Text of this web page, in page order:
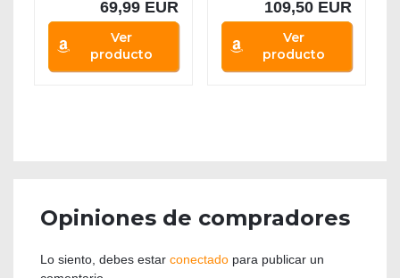
69,99 EUR
Ver
producto
109,50 EUR
Ver
producto
Opiniones de compradores
Lo siento, debes estar conectado para publicar un